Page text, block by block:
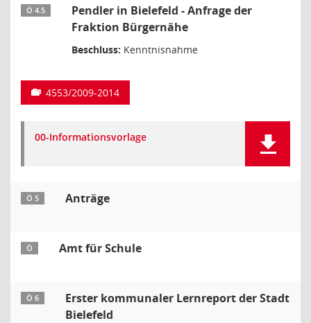
Ö 4.5
Pendler in Bielefeld - Anfrage der
Fraktion Bürgernähe
Beschluss: Kenntnisnahme
4553/2009-2014
00-Informationsvorlage
Ö 5 Anträge
Ö Amt für Schule
Ö 6
Erster kommunaler Lernreport der Stadt
Bielefeld